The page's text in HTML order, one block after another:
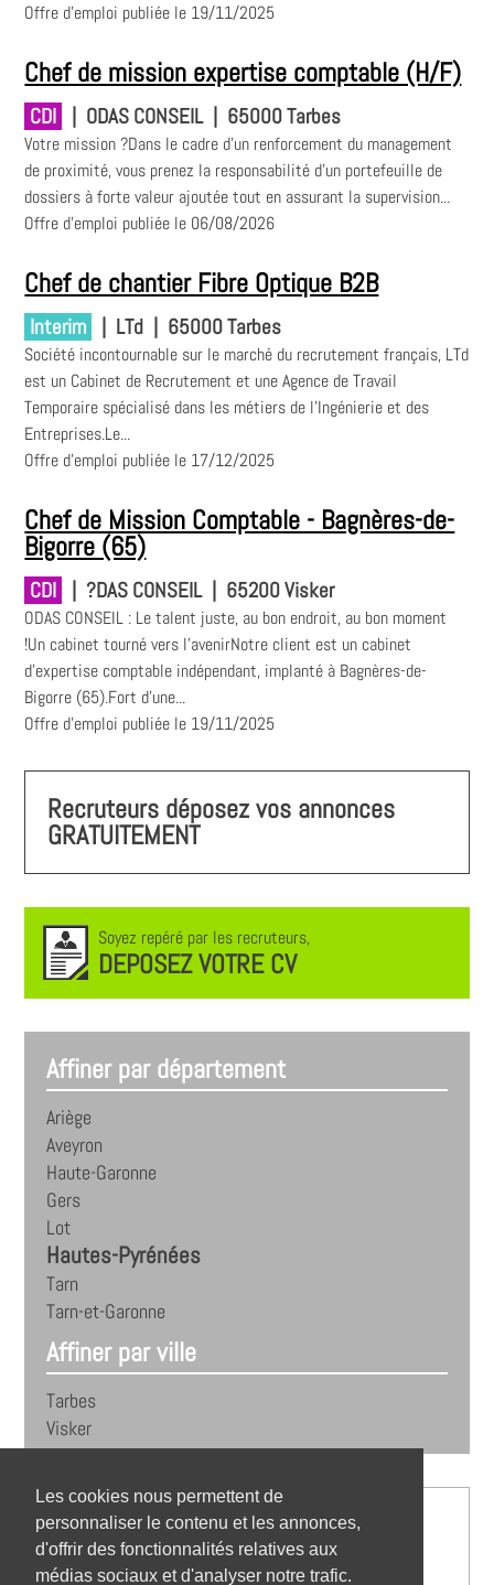
Les cookies nous permettent de
personnaliser le contenu et les annonces,
d'offrir des fonctionnalités relatives aux
médias sociaux et d'analyser notre trafic.
Offre d'emploi publiée le 19/11/2025
Chef de mission expertise comptable (H/F)
CDI | ODAS CONSEIL | 65000 Tarbes
Votre mission ?Dans le cadre d'un renforcement du management
de proximité, vous prenez la responsabilité d'un portefeuille de
dossiers à forte valeur ajoutée tout en assurant la supervision...
Offre d'emploi publiée le 06/08/2026
Chef de chantier Fibre Optique B2B
Interim | LTd | 65000 Tarbes
Société incontournable sur le marché du recrutement français, LTd
est un Cabinet de Recrutement et une Agence de Travail
Temporaire spécialisé dans les métiers de l'Ingénierie et des
Entreprises.Le...
Offre d'emploi publiée le 17/12/2025
Chef de Mission Comptable - Bagnères-de-
Bigorre (65)
CDI | ?DAS CONSEIL | 65200 Visker
ODAS CONSEIL : Le talent juste, au bon endroit, au bon moment
!Un cabinet tourné vers l'avenirNotre client est un cabinet
d'expertise comptable indépendant, implanté à Bagnères-de-
Bigorre (65).Fort d'une...
Offre d'emploi publiée le 19/11/2025
Recruteurs déposez vos annonces
GRATUITEMENT
Soyez repéré par les recruteurs,
DEPOSEZ VOTRE CV
Affiner par département
Ariège
Aveyron
Haute-Garonne
Gers
Lot
Hautes-Pyrénées
Tarn
Tarn-et-Garonne
Affiner par ville
Tarbes
Visker